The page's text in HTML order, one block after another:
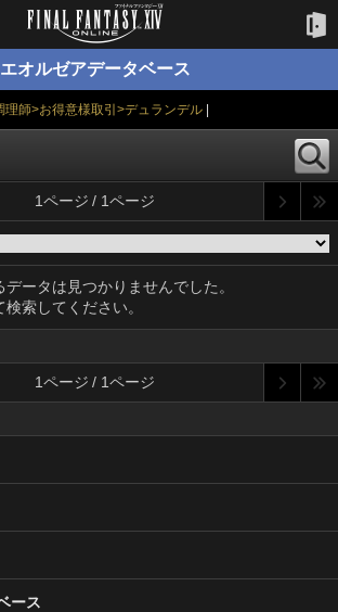
エオルゼアデータベース
理師>お得意様取引>デュランデル|
1ページ / 1ページ
ータは見つかりませんでした。
索してください。
1ページ / 1ページ
ース